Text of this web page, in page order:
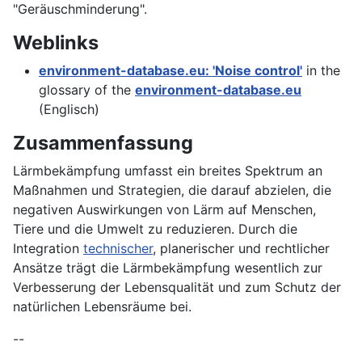
"Geräuschminderung".
Weblinks
environment-database.eu: 'Noise control' in the
glossary of the environment-database.eu
(Englisch)
Zusammenfassung
Lärmbekämpfung umfasst ein breites Spektrum an
Maßnahmen und Strategien, die darauf abzielen, die
negativen Auswirkungen von Lärm auf Menschen,
Tiere und die Umwelt zu reduzieren. Durch die
Integration technischer, planerischer und rechtlicher
Ansätze trägt die Lärmbekämpfung wesentlich zur
Verbesserung der Lebensqualität und zum Schutz der
natürlichen Lebensräume bei.
--